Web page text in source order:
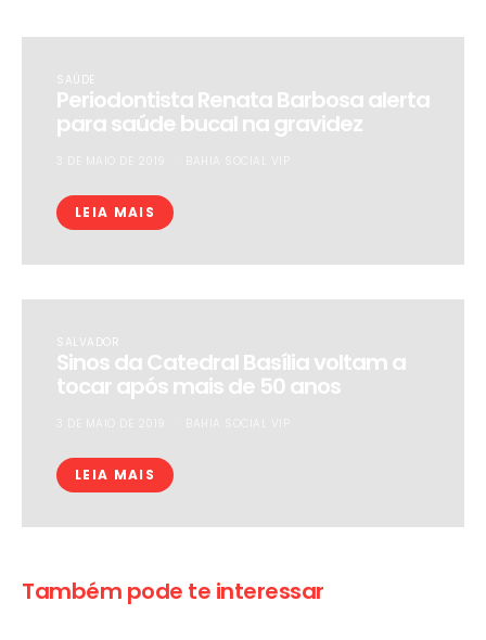
SAÚDE
Periodontista Renata Barbosa alerta
para saúde bucal na gravidez
LEIA MAIS
SALVADOR
Sinos da Catedral Basília voltam a
tocar após mais de 50 anos
LEIA MAIS
Também pode te interessar